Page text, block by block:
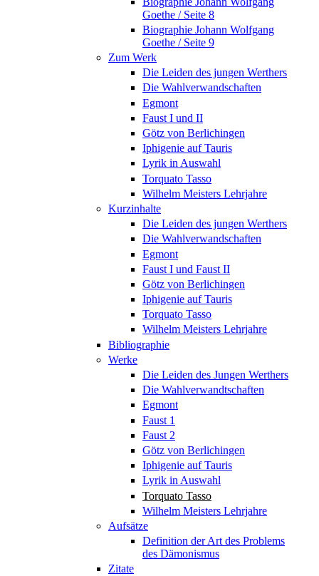
Goethe / Seite 8
Biographie Johann Wolfgang
Goethe / Seite 9
Zum Werk
Die Leiden des jungen Werthers
Die Wahlverwandschaften
Egmont
Faust I und II
Götz von Berlichingen
Iphigenie auf Tauris
Lyrik in Auswahl
Torquato Tasso
Wilhelm Meisters Lehrjahre
Kurzinhalte
Die Leiden des jungen Werthers
Die Wahlverwandschaften
Egmont
Faust I und Faust II
Götz von Berlichingen
Iphigenie auf Tauris
Torquato Tasso
Wilhelm Meisters Lehrjahre
Bibliographie
Werke
Die Leiden des Jungen Werthers
Die Wahlverwandtschaften
Egmont
Faust 1
Faust 2
Götz von Berlichingen
Iphigenie auf Tauris
Lyrik in Auswahl
Torquato Tasso
Wilhelm Meisters Lehrjahre
Aufsätze
Definition der Art des Problems
des Dämonismus
Zitate